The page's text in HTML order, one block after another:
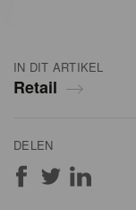
IN DIT ARTIKEL
Retail
DELEN